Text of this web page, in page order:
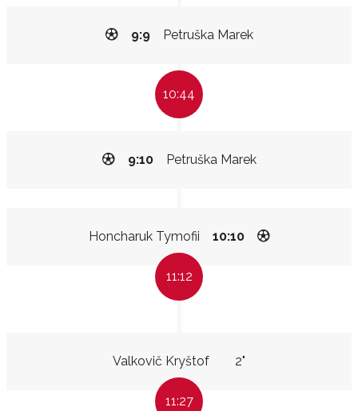
Petruška Marek
9:9
10:44
Petruška Marek
9:10
Honcharuk Tymofii 10:10
11:12
Valkovič Kryštof 2"
11:27